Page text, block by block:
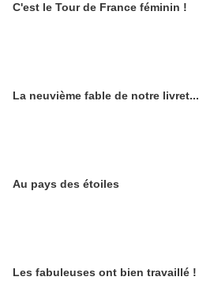
C'est le Tour de France féminin !
La neuvième fable de notre livret...
Au pays des étoiles
Les fabuleuses ont bien travaillé !